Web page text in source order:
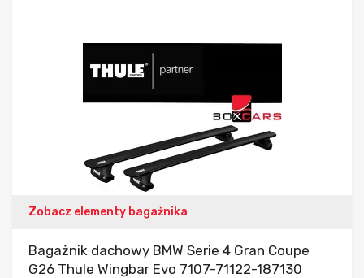
Zobacz elementy bagażnika
Bagażnik dachowy BMW Serie 4 Gran Coupe
G26 Thule Wingbar Evo 7107-71122-187130